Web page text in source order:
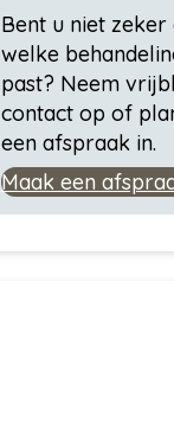
Bent u niet
welke
past? Neem
contact op of
een afspraak in.
Maak een